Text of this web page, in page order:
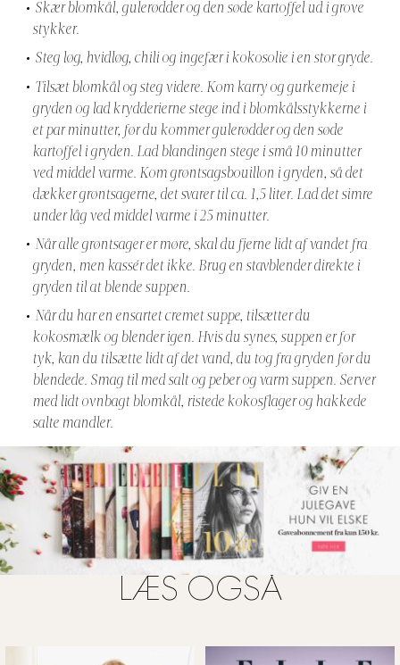
Skær blomkål, gulerødder og den søde kartoffel ud i grove
stykker.
Steg løg, hvidløg, chili og ingefær i kokosolie i en stor gryde.
Tilsæt blomkål og steg videre. Kom karry og gurkemeje i
gryden og lad krydderierne stege ind i blomkålsstykkerne i
et par minutter, før du kommer gulerødder og den søde
kartoffel i gryden. Lad blandingen stege i små 10 minutter
ved middel varme. Kom grøntsagsbouillon i gryden, så det
dækker grøntsagerne, det svarer til ca. 1,5 liter. Lad det simre
under låg ved middel varme i 25 minutter.
Når alle grøntsager er møre, skal du fjerne lidt af vandet fra
gryden, men kassér det ikke. Brug en stavblender direkte i
gryden til at blende suppen.
Når du har en ensartet cremet suppe, tilsætter du
kokosmælk og blender igen. Hvis du synes, suppen er for
tyk, kan du tilsætte lidt af det vand, du tog fra gryden før du
blendede. Smag til med salt og peber og varm suppen. Server
med lidt ovnbagt blomkål, ristede kokosflager og hakkede
salte mandler.
LÆS OGSÅ